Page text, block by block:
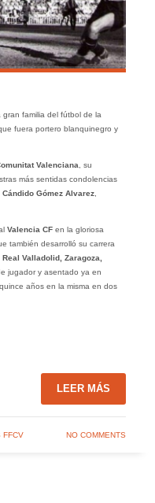
familia del fútbol de la
fuera portero blanquinegro y
Valenciana , su
más sentidas condolencias
Cándido Gómez Alvarez,
Valencia CFen la gloriosa
también desarrolló su carrera
Valladolid, Zaragoza,
jugador y asentado ya en
años en la misma en dos
LEER MÁS
FFCV NO COMMENTS